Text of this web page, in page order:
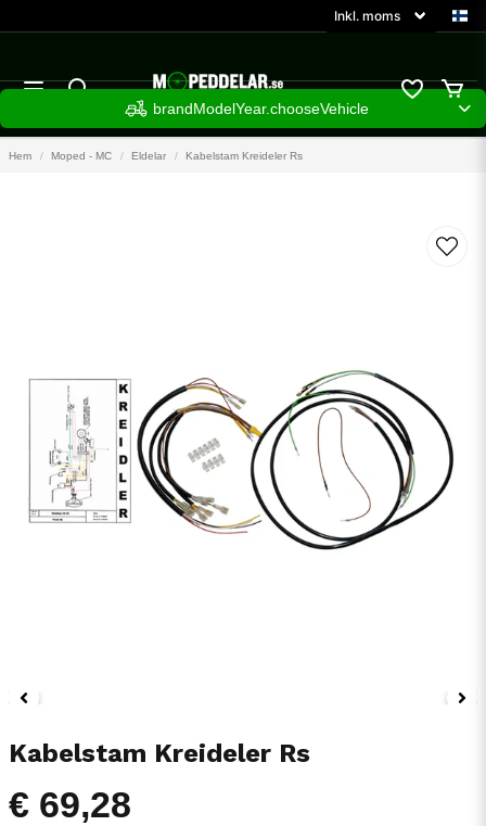
brandModelYear.chooseVehicle
Hem Moped - MC Eldelar Kabelstam Kreideler Rs
Kabelstam Kreideler Rs
€ 69,28